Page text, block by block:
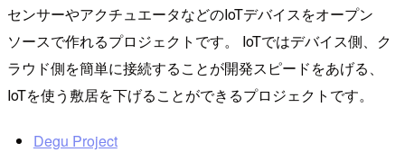
センサーやアクチュエータなどのIoTデバイスをオープン
ソースで作れるプロジェクトです。 IoTではデバイス側、ク
ラウド側を簡単に接続することが開発スピードをあげる、
IoTを使う敷居を下げることができるプロジェクトです。
Degu Project